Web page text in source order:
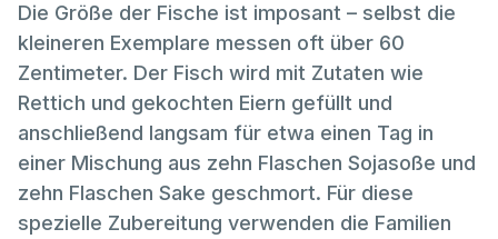
Die Größe der Fische ist imposant – selbst die
kleineren Exemplare messen oft über 60
Zentimeter. Der Fisch wird mit Zutaten wie
Rettich und gekochten Eiern gefüllt und
anschließend langsam für etwa einen Tag in
einer Mischung aus zehn Flaschen Sojasoße und
zehn Flaschen Sake geschmort. Für diese
spezielle Zubereitung verwenden die Familien